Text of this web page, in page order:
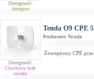
Dostępność:
dostępne
Dostępność:
Chwilowy brak
towaru
Tenda O9 CPE
Producent: Tenda
Zewnętrzny CPE